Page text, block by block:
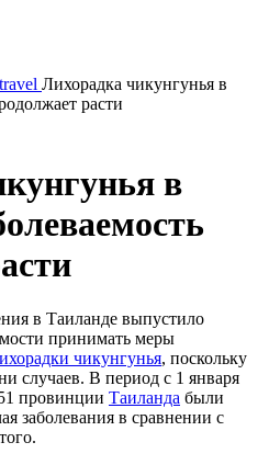
Лихорадка чикунгунья в
расти
в
в Таиланде выпустило
принимать меры
чикунгунья, поскольку
случаев. В период с 1 января
провинции Таиланда были
заболевания в сравнении с